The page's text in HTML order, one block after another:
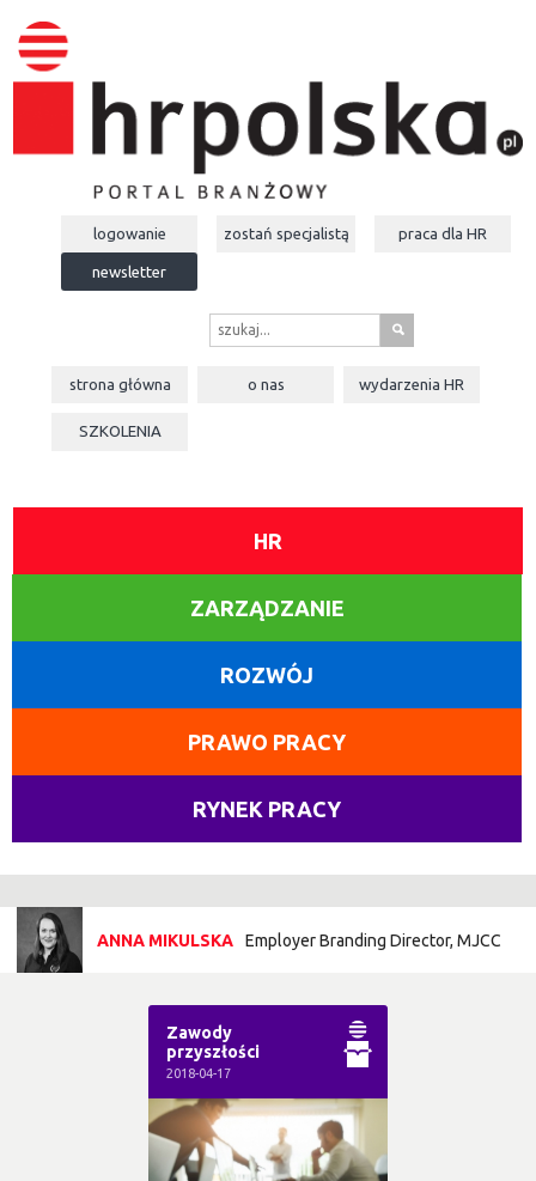
logowanie zostań specjalistą praca dla HR
newsletter
s
strona główna o nas wydarzeniaHR
SZKOLENIA
HR
ZARZĄDZANIE
ROZWÓJ
PRAWO PRACY
RYNEK PRACY
ANNA MIKULSKA Employer Branding Director, MJCC
Zawody
przyszłości
2018-04-17